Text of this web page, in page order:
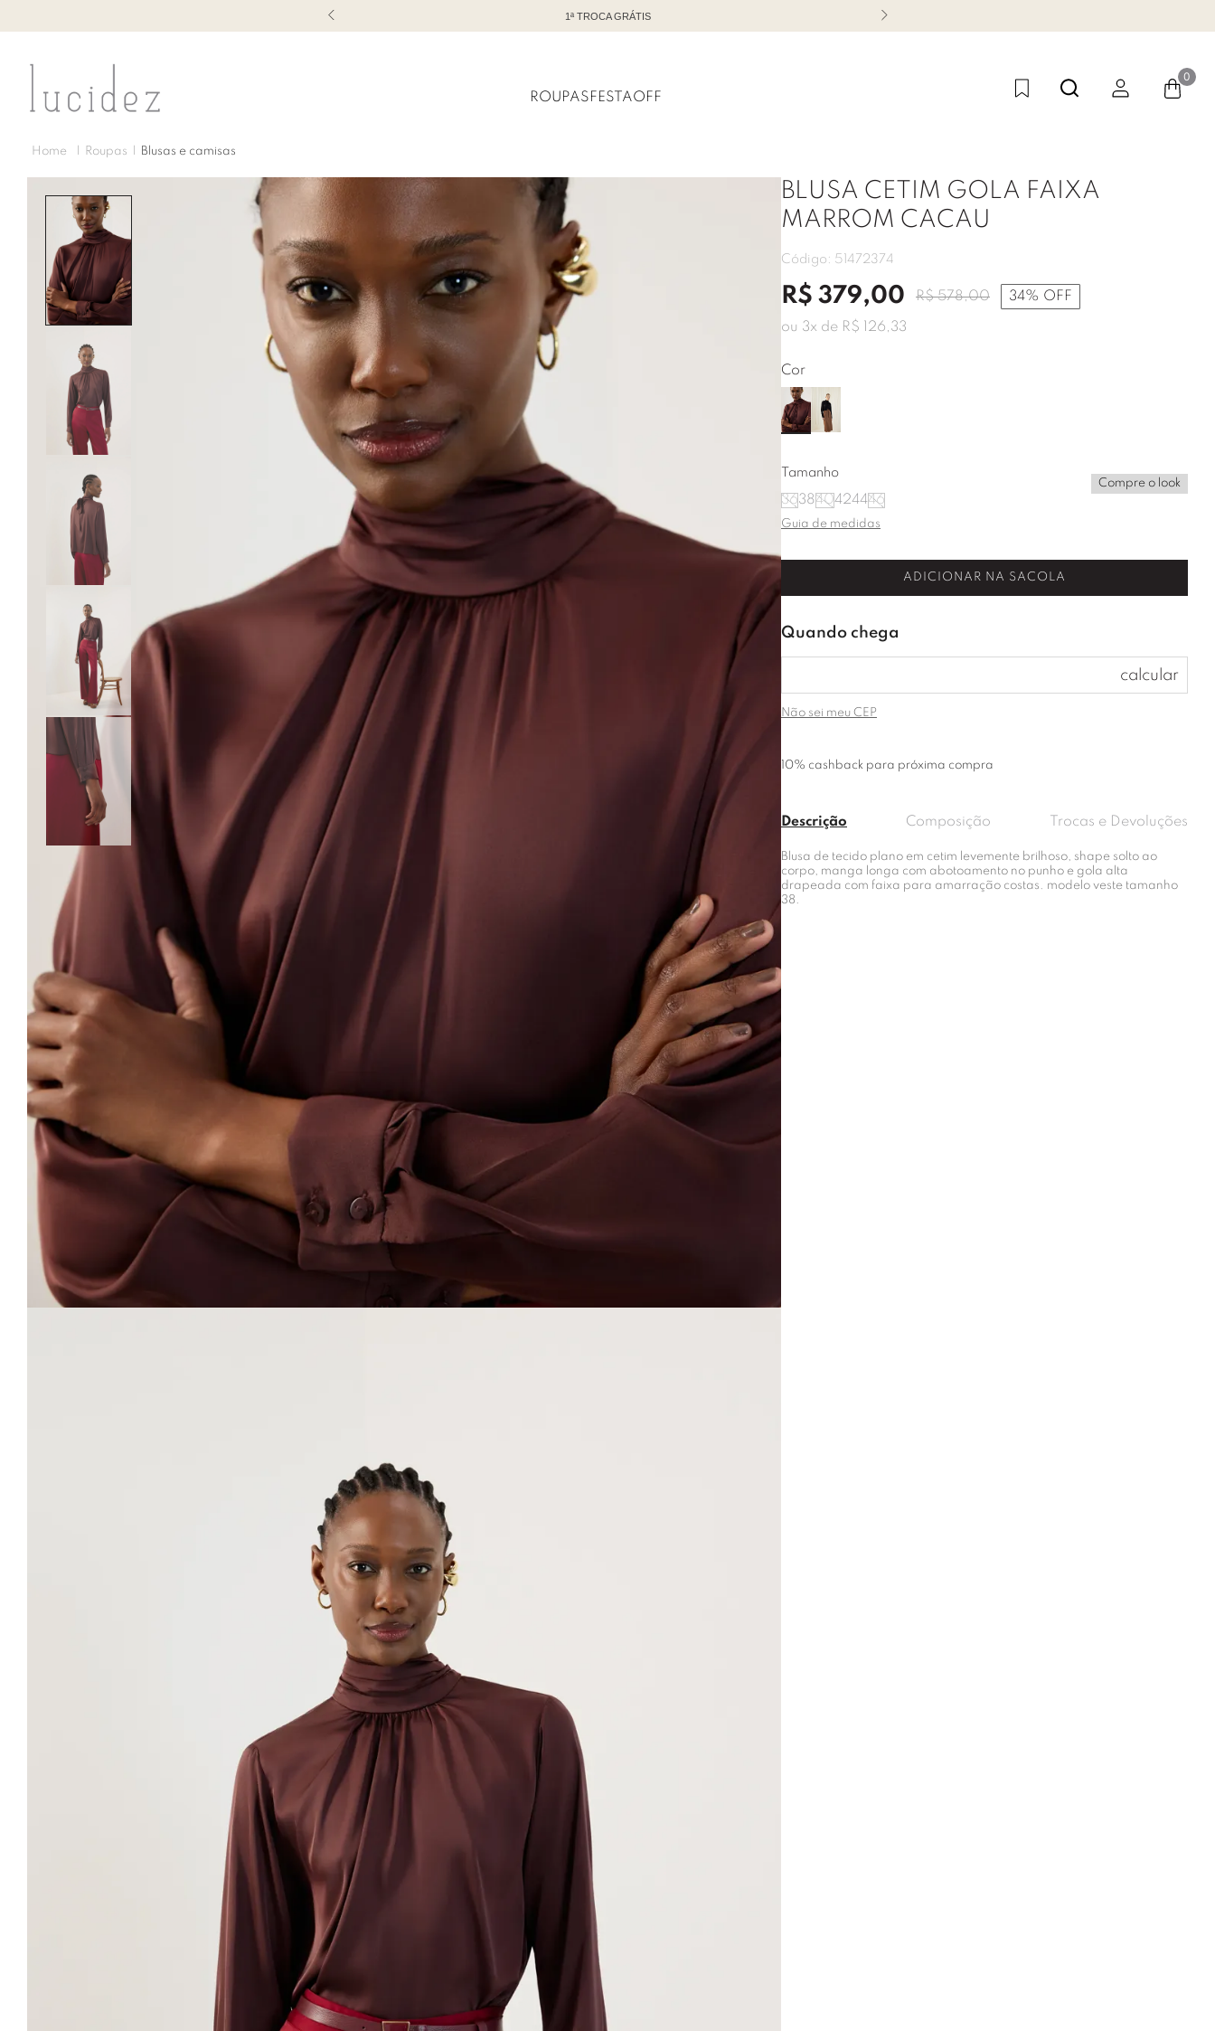
TODO OFF COM ATÉ 60% DE DESCONTO
ROUPASFESTAOFF
0
Roupas Blusas e camisas
BLUSA CETIM GOLA FAIXA
MARROM CACAU
Código: 51472374
R$ 379,00 R$ 578,00 34% OFF
ou 3x de R$ 126,33
Cor
Tamanho
363840424446
Compre o look
Guia de medidas
ADICIONAR NA SACOLA
Não sei meu CEP
10% cashback para próxima compra
Descrição Composição Trocas e Devoluções
Blusa de tecido plano em cetim levemente brilhoso, shape solto ao
corpo, manga longa com abotoamento no punho e gola alta
drapeada com faixa para amarração costas. modelo veste tamanho
38.